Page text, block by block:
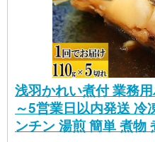
浅羽かれい煮付 業務
～5営業日以内発送 冷
ンチン 湯煎 簡単 煮物